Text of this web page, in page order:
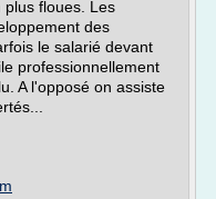
plus floues. Les
des
le salarié devant
professionnellement
A l'opposé on assiste